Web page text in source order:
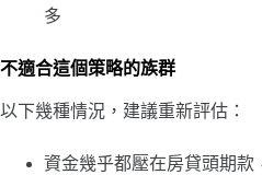
多
不適合這個策略的族群
以下幾種情況，建議重新評估：
資金幾乎都壓在房貸頭期款